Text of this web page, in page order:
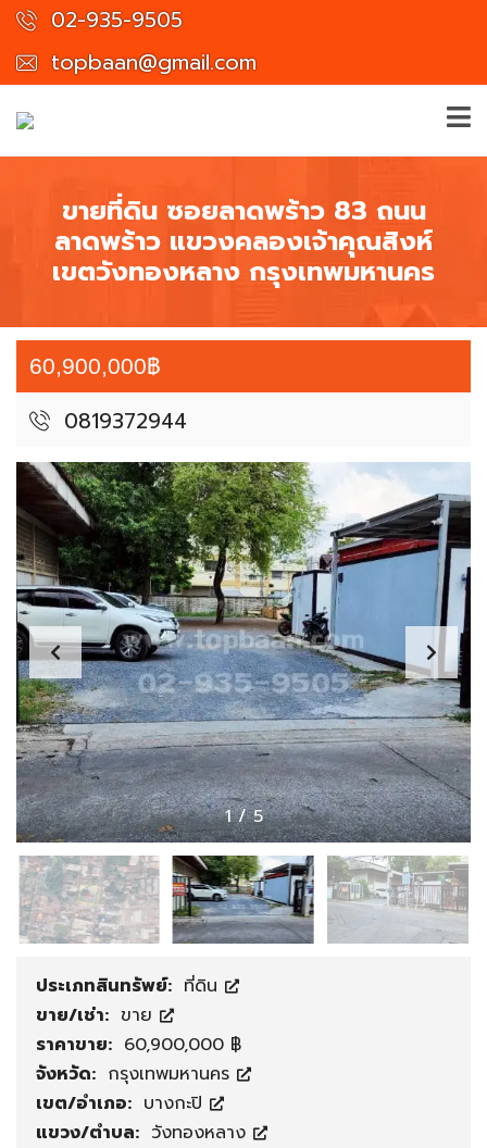
02-935-9505
topbaan@gmail.com
ขายที่ดิน ซอยลาดพร้าว 83 ถนน
ลาดพร้าว แขวงคลองเจ้าคุณสิงห์
เขตวังทองหลาง กรุงเทพมหานคร
60,900,000฿
0819372944
1/5
ประเภทสินทรัพย์: ที่ดิน
ขาย/เช่า: ขาย
ราคาขาย: 60,900,000 ฿
จังหวัด: กรุงเทพมหานคร
เขต/อำเภอ: บางกะปิ
แขวง/ตำบล: วังทองหลาง